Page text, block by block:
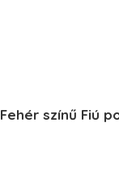
Fehér színű Fiú